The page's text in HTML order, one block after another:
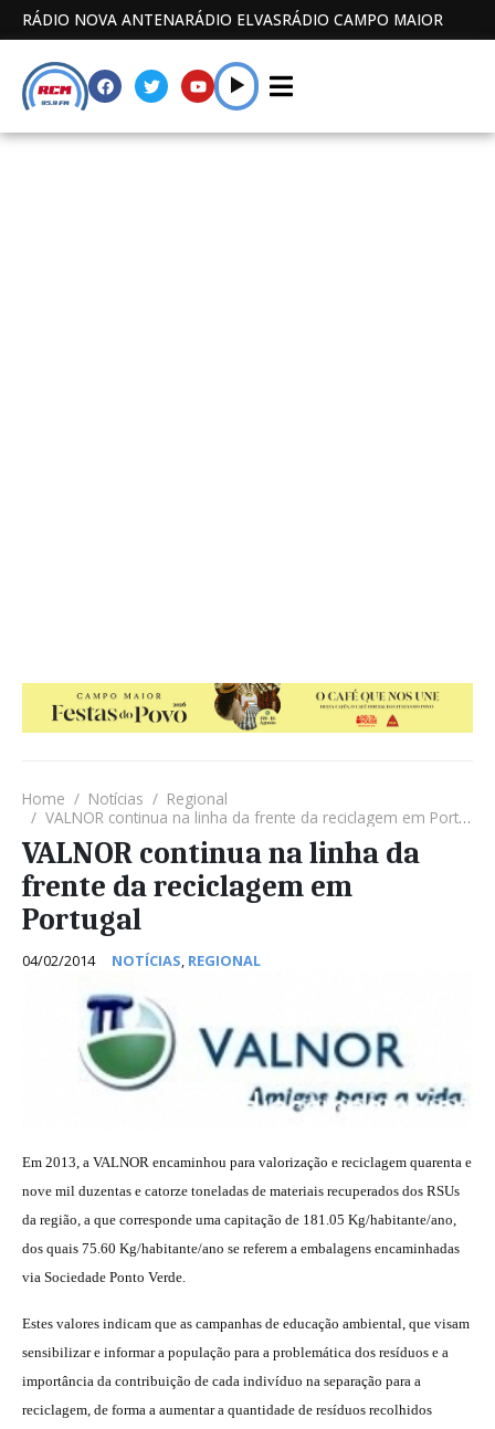
RÁDIO NOVA ANTENARÁDIO ELVASRÁDIO CAMPO MAIOR
Home Notícias
Regional
VALNOR continua na linha da frente da reciclagem em Portugal
VALNOR continua na linha da
frente da reciclagem em
Portugal
04/02/2014 NOTÍCIAS, REGIONAL
Em 2013, a VALNOR encaminhou para valorização e reciclagem quarenta e
nove mil duzentas e catorze toneladas de materiais recuperados dos RSUs
da região, a que corresponde uma capitação de 181.05 Kg/habitante/ano,
dos quais 75.60 Kg/habitante/ano se referem a embalagens encaminhadas
via Sociedade Ponto Verde.
Estes valores indicam que as campanhas de educação ambiental, que visam
sensibilizar e informar a população para a problemática dos resíduos e a
importância da contribuição de cada indivíduo na separação para a
reciclagem, de forma a aumentar a quantidade de resíduos recolhidos